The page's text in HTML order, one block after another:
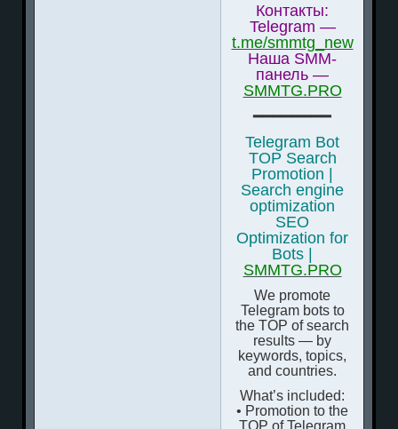
Контакты:
Telegram —
t.me/smmtg_new
Наша SMM-
панель —
SMMTG.PRO
━━━━━━━━
Telegram Bot
TOP Search
Promotion |
Search engine
optimization
SEO
Optimization for
Bots |
SMMTG.PRO
We promote
Telegram bots to
the TOP of search
results — by
keywords, topics,
and countries.
What’s included:
• Promotion to the
TOP of Telegram